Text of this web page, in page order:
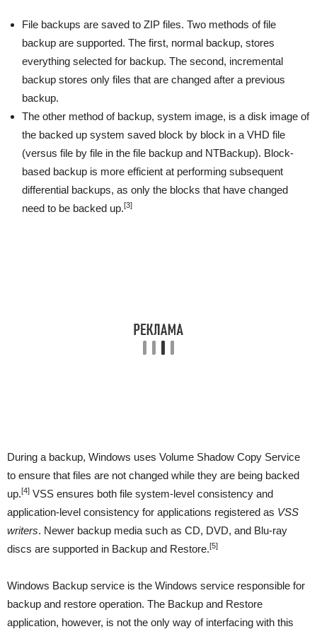
File backups are saved to ZIP files. Two methods of file
backup are supported. The first, normal backup, stores
everything selected for backup. The second, incremental
backup stores only files that are changed after a previous
backup.
The other method of backup, system image, is a disk image of
the backed up system saved block by block in a VHD file
(versus file by file in the file backup and NTBackup). Block-
based backup is more efficient at performing subsequent
differential backups, as only the blocks that have changed
need to be backed up.[3]
During a backup, Windows uses Volume Shadow Copy Service
to ensure that files are not changed while they are being backed
up.[4] VSS ensures both file system-level consistency and
application-level consistency for applications registered as VSS
writers. Newer backup media such as CD, DVD, and Blu-ray
discs are supported in Backup and Restore.[5]
Windows Backup service is the Windows service responsible for
backup and restore operation. The Backup and Restore
application, however, is not the only way of interfacing with this